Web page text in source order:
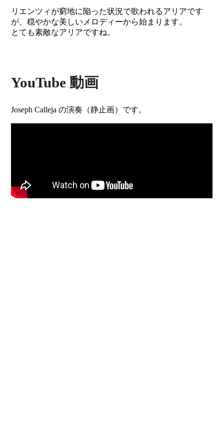
リエンツィが窮地に陥った状況で歌われるアリアです
が、穏やかな美しいメロディーから始まります。
とても素敵なアリアですね。
YouTube 動画
Joseph Calleja の演奏（静止画）です。